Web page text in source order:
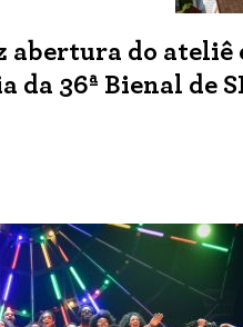
abertura do ateliê
da 36ª Bienal de